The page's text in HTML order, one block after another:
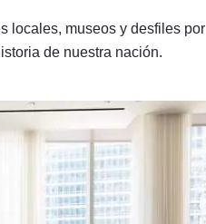
locales, museos y desfiles por
de nuestra nación.